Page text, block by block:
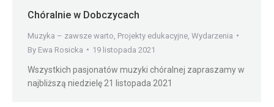
Chóralnie w Dobczycach
Muzyka – zawsze warto Projekty edukacyjne Wydarzenia
By Ewa Rosicka 19 listopada 2021
Wszystkich pasjonatów muzyki chóralnej zapraszamy w
najbliższą niedzielę 21 listopada 2021